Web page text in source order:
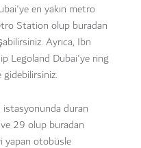
en yakın metro
Station olup buradan
Ayrıca, Ibn
Legoland Dubai'ye ring
duran
29 olup buradan
yapan otobüsle